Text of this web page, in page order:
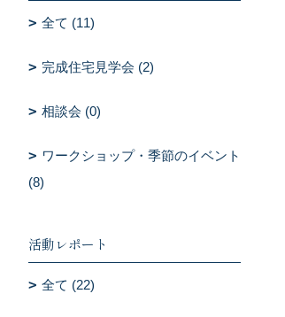
全て (11)
完成住宅見学会 (2)
相談会 (0)
ワークショップ・季節のイベント
(8)
活動レポート
全て (22)